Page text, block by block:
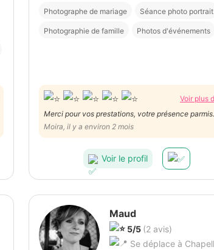
Photographe de mariage Séance photo portrait
Photographie de famille Photos d'événements
Voir plus
Merci pour vos prestations, votre présence parmis
nous, du maquillage au photos dans la communes
fosses. Dans votre investiment dans la
Les filles et la futurs mariée vous remercie de votre
disponibilité et de votre bienveillance.
Moira, il y a environ 2 mois
Voir le profil
Maud
5/5 (2 avis)
Se déplace à